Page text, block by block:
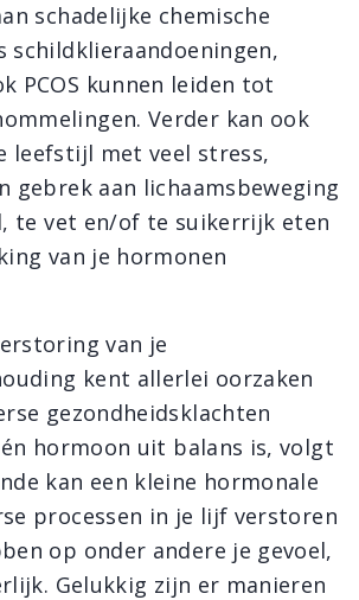
schadelijke chemische
schildklieraandoeningen,
PCOS kunnen leiden tot
Verder kan ook
leefstijl met veel stress,
gebrek aan lichaamsbeweging
te vet en/of te suikerrijk eten
van je hormonen
van je
kent allerlei oorzaken
gezondheidsklachten
hormoon uit balans is, volgt
kan een kleine hormonale
processen in je lijf verstoren
op onder andere je gevoel,
Gelukkig zijn er manieren